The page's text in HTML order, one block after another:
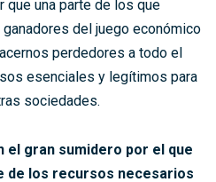
que una parte de los que
del juego económico
perdedores a todo el
esenciales y legítimos para
sociedades.
el gran sumidero por el que
de los recursos necesarios